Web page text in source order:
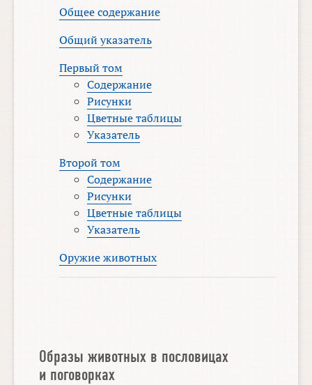
Общее содержание
Общий указатель
Первый том
Содержание
Рисунки
Цветные таблицы
Указатель
Второй том
Содержание
Рисунки
Цветные таблицы
Указатель
Оружие животных
Образы животных в пословицах
и поговорках